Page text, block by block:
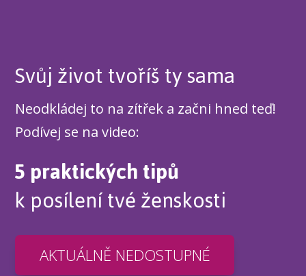
Svůj život tvoříš ty sama
Neodkládej to na zítřek a začni hned teď!
Podívej se na video:
5 praktických tipů
k posílení tvé ženskosti
AKTUÁLNĚ NEDOSTUPNÉ